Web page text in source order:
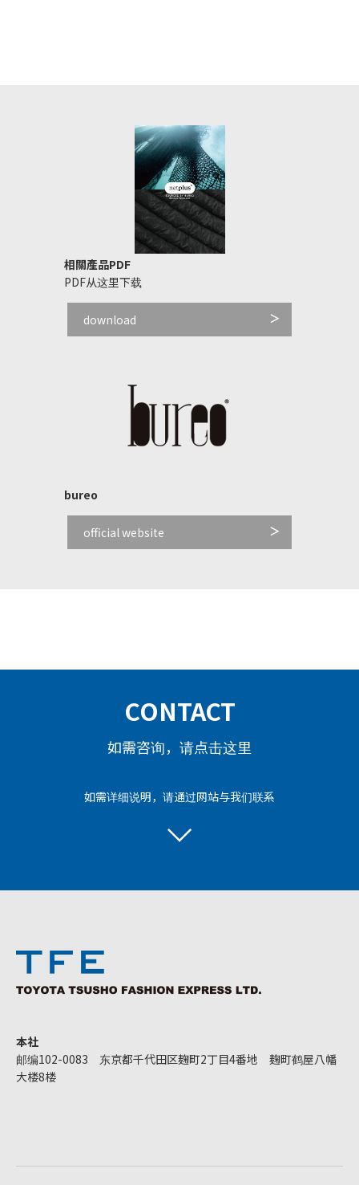
相關產品PDF
PDF从这里下载
download
bureo
official website
CONTACT
如需咨询，请点击这里
如需详细说明，请通过网站与我们联系
本社
邮编102-0083 东京都千代田区麹町2丁目4番地 麹町鹤屋八幡
大楼8楼